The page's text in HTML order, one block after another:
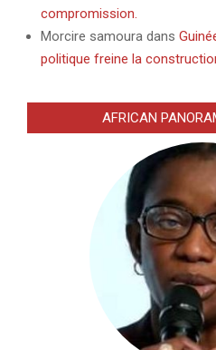
compromission.
Morcire samoura dans
politique freine la
AFRICAN